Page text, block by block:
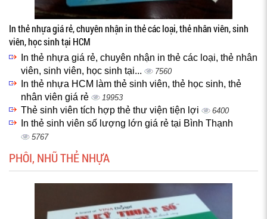
In thẻ nhựa giá rẻ, chuyên nhận in thẻ các loại, thẻ nhân viên, sinh
viên, học sinh tại HCM
In thẻ nhựa giá rẻ, chuyên nhận in thẻ các loại, thẻ nhân
viên, sinh viên, học sinh tại...
7560
In thẻ nhựa HCM làm thẻ sinh viên, thẻ học sinh, thẻ
nhân viên giá rẻ
19953
Thẻ sinh viên tích hợp thẻ thư viện tiện lợi 6400
In thẻ sinh viên số lượng lớn giá rẻ tại Bình Thạnh
5767
PHÔI, NHŨ THẺ NHỰA